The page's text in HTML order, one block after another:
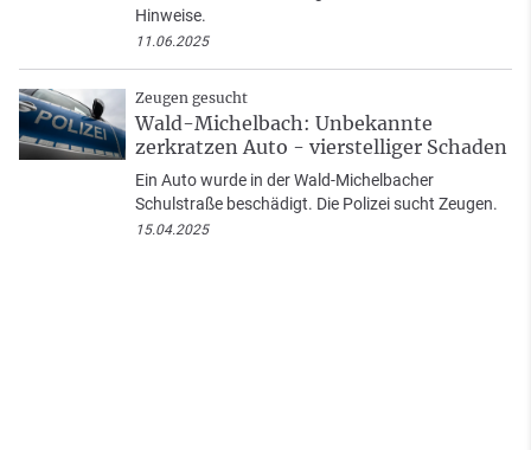
Hinweise.
11.06.2025
Zeugen gesucht
Wald-Michelbach: Unbekannte
zerkratzen Auto - vierstelliger Schaden
Ein Auto wurde in der Wald-Michelbacher
Schulstraße beschädigt. Die Polizei sucht Zeugen.
15.04.2025